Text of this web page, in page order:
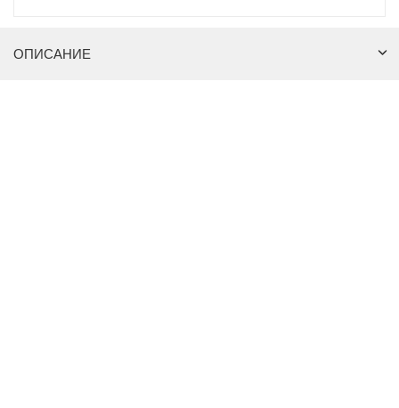
ОПИСАНИЕ